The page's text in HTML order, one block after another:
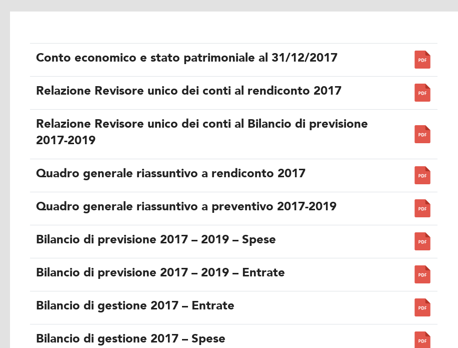
Conto economico e stato patrimoniale al 31/12/2017
Relazione Revisore unico dei conti al rendiconto 2017
Relazione Revisore unico dei conti al Bilancio di previsione
2017-2019
Quadro generale riassuntivo a rendiconto 2017
Quadro generale riassuntivo a preventivo 2017-2019
Bilancio di previsione 2017 – 2019 – Spese
Bilancio di previsione 2017 – 2019 – Entrate
Bilancio di gestione 2017 – Entrate
Bilancio di gestione 2017 – Spese